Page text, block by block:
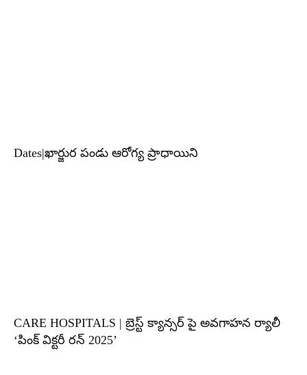
Dates|ఖార్జుర పండు ఆరోగ్య ప్రాధాయిని
CARE HOSPITALS | బ్రెస్ట్ క్యాన్సర్ పై అవగాహన ర్యాలీ
‘పింక్ విక్టరీ రన్ 2025’